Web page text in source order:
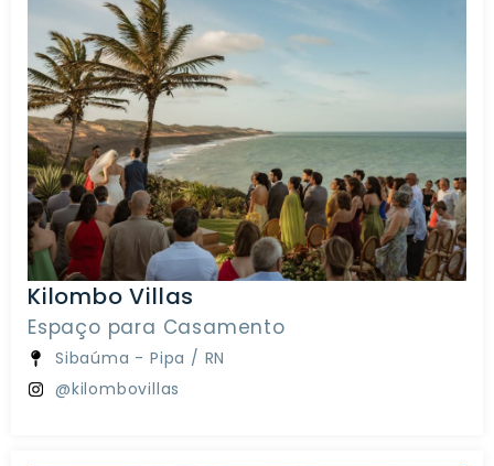
Kilombo Villas
Espaço para Casamento
Sibaúma - Pipa / RN
@kilombovillas